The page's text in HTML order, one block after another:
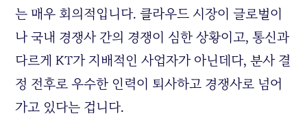
는 매우 회의적입니다. 클라우드 시장이 글로벌이
나 국내 경쟁사 간의 경쟁이 심한 상황이고, 통신과
다르게 KT가 지배적인 사업자가 아닌데다, 분사 결
정 전후로 우수한 인력이 퇴사하고 경쟁사로 넘어
가고 있다는 겁니다.